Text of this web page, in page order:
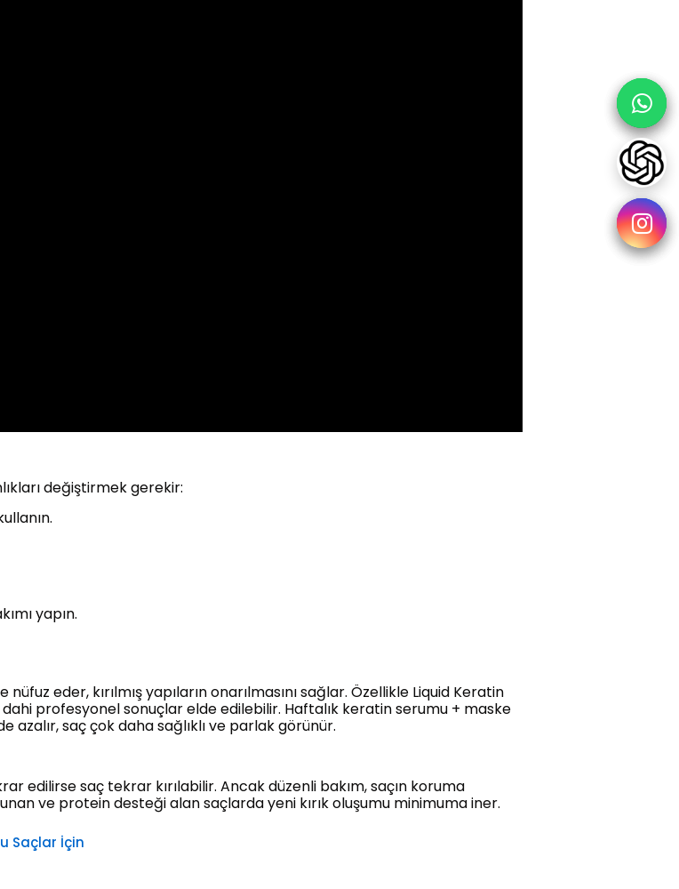
değiştirmek gerekir:
yapın.
eder, kırılmış yapıların onarılmasını sağlar. Özellikle Liquid Keratin
profesyonel sonuçlar elde edilebilir. Haftalık keratin serumu + maske
azalır, saç çok daha sağlıklı ve parlak görünür.
edilirse saç tekrar kırılabilir. Ancak düzenli bakım, saçın koruma
ve protein desteği alan saçlarda yeni kırık oluşumu minimuma iner.
Saçlar İçin